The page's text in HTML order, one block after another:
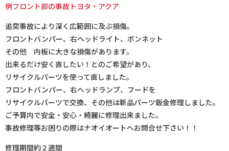
例フロント部の事故トヨタ・アクア
追突事故により深く広範囲に及ぶ損傷。
フロントバンパー、右ヘッドライト、ボンネット
その他 内板に大きな損傷があります。
出来るだけ安く直したい！とのご希望があり、
リサイクルパーツを使って直しました。
フロントバンパー、右ヘッドランプ、フードを
リサイクルパーツで交換、その他は新品パーツ鈑金修理しました。
ご予算内で安全・安心・綺麗に修理出来ました。
事故修理等お困りの際はナオイオートへお問合せ下さい！！
修理期間約２週間